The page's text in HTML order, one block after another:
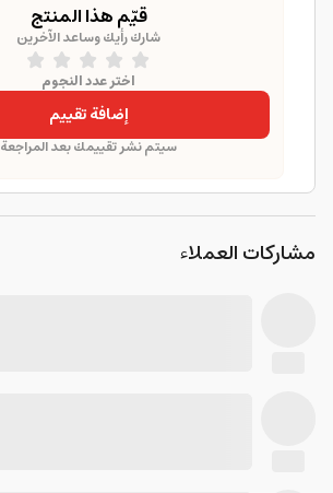
قيّم هذا المنتج
شارك رأيك وساعد الآخرين
اختر عدد النجوم
إضافة تقييم
سيتم نشر تقييمك بعد المراجعة
مشاركات العملاء